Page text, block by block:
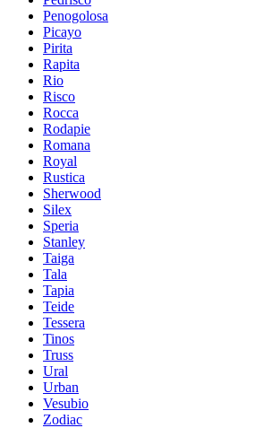
Penogolosa
Picayo
Pirita
Rapita
Rio
Risco
Rocca
Rodapie
Romana
Royal
Rustica
Sherwood
Silex
Speria
Stanley
Taiga
Tala
Tapia
Teide
Tessera
Tinos
Truss
Ural
Urban
Vesubio
Zodiac